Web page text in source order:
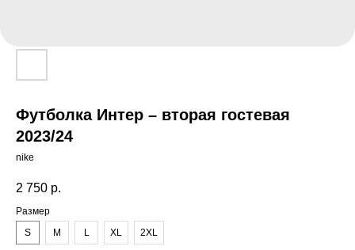
Футболка Интер – вторая гостевая
2023/24
nike
2 750 р.
Размер
S
M L XL 2XL